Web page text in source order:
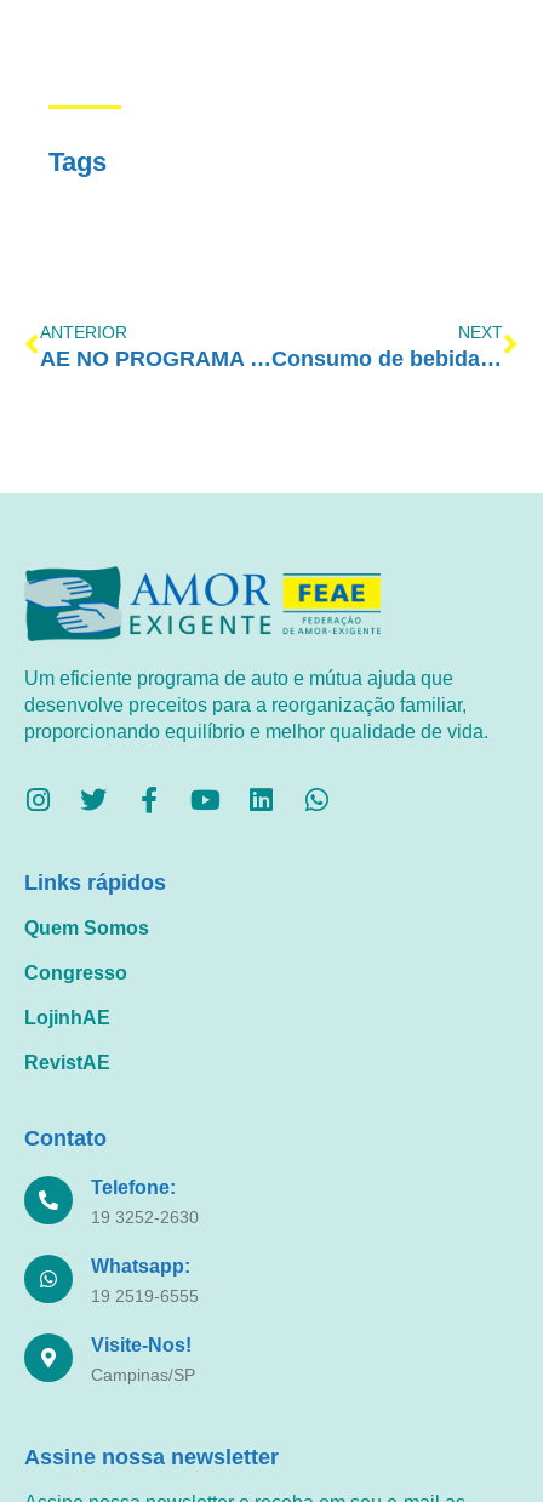
Tags
ANTERIOR
AE NO PROGRAMA VIDA MELHOR – REDEVIDA – 30/03/2020
NEXT
Consumo de bebidas alcoólicas durante isolamento pode piorar sintomas de ansiedade e depressão
Um eficiente programa de auto e mútua ajuda que
desenvolve preceitos para a reorganização familiar,
proporcionando equilíbrio e melhor qualidade de vida.
Links rápidos
Quem Somos
Congresso
LojinhAE
RevistAE
Contato
Telefone:
19 3252-2630
Whatsapp:
19 2519-6555
Visite-Nos!
Campinas/SP
Assine nossa newsletter